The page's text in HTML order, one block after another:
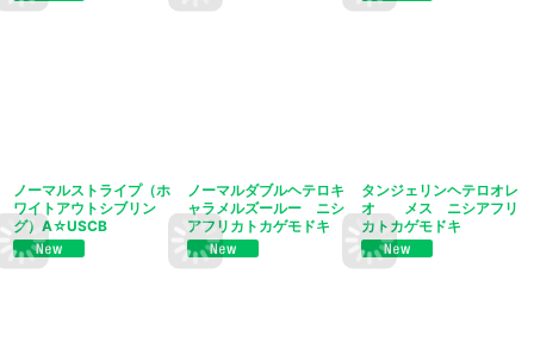
ノーマルストライプ（ホ
ワイトアウトシブリン
グ）A☆USCB
ノーマルダブルヘテロキ
ャラメルズールー ニシ
アフリカトカゲモドキ
タンジェリンヘテロオレ
オ メス ニシアフリ
カトカゲモドキ